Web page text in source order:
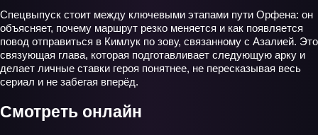
Спецвыпуск стоит между ключевыми этапами пути Орфена: он
объясняет, почему маршрут резко меняется и как появляется
повод отправиться в Кимлук по зову, связанному с Азалией. Это
связующая глава, которая подготавливает следующую арку и
делает личные ставки героя понятнее, не пересказывая весь
сериал и не забегая вперёд.
Смотреть онлайн